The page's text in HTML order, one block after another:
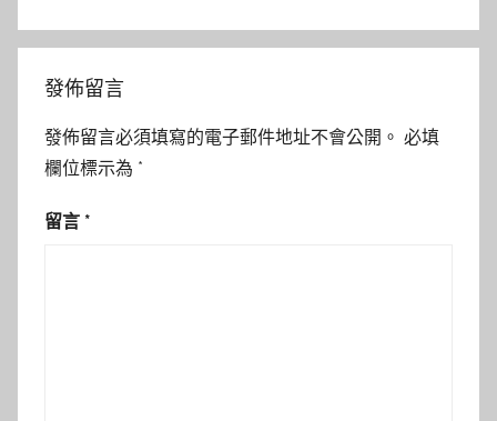
發佈留言
發佈留言必須填寫的電子郵件地址不會公開。 必填
欄位標示為 *
留言 *